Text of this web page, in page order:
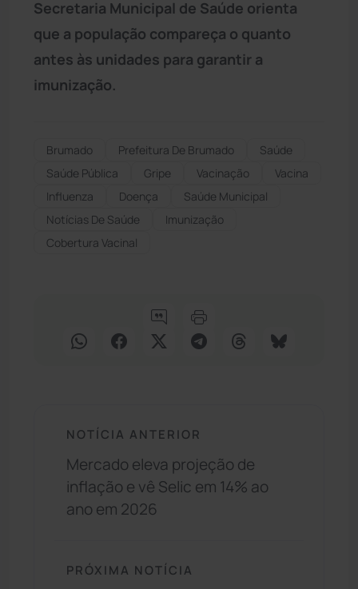
Secretaria Municipal de Saúde orienta
que a população compareça o quanto
antes às unidades para garantir a
imunização.
Brumado Prefeitura De Brumado
Saúde
Saúde Pública
Gripe Vacinação
Vacina
Influenza
Doença
Saúde Municipal
Notícias De Saúde
Imunização
Cobertura Vacinal
NOTÍCIA ANTERIOR
Mercado eleva projeção de
inflação e vê Selic em 14% ao
ano em 2026
PRÓXIMA NOTÍCIA